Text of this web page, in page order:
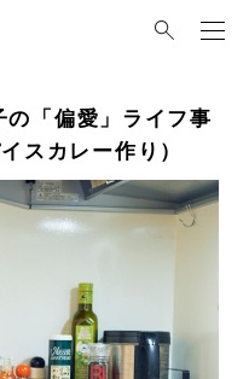
の「偏愛」ライフ事
スカレー作り）